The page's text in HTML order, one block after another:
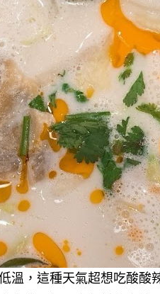
溫，這種天氣超想吃酸酸